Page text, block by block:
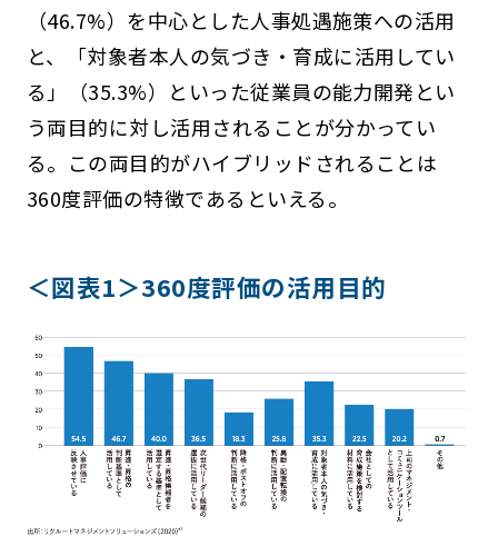
（46.7%）を中心とした人事処遇施策への活用
と、「対象者本人の気づき・育成に活用してい
る」（35.3%）といった従業員の能力開発とい
う両目的に対し活用されることが分かってい
る。この両目的がハイブリッドされることは
360度評価の特徴であるといえる。
＜図表1＞360度評価の活用目的